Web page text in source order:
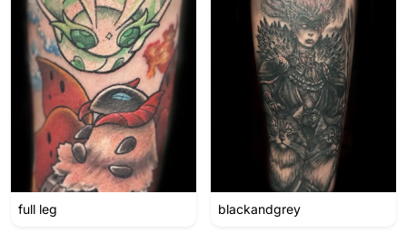
full leg blackandgrey